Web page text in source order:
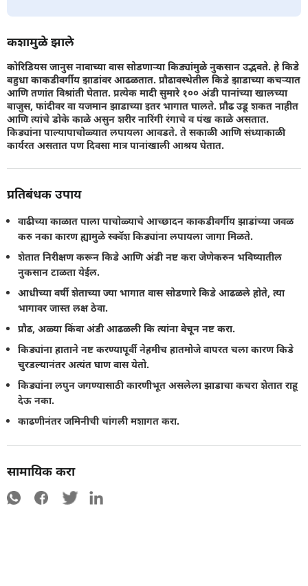
कशामुळे झाले
कोरिडियस जानुस नावाच्या वास सोडणार्‍या किड्यांमुळे नुकसान उद्भवते. हे किडे
बहुधा काकडीवर्गीय झाडांवर आढळतात. प्रौढावस्थेतील किडे झाडाच्या कचर्‍यात
आणि तणांत विश्रांती घेतात. प्रत्येक मादी सुमारे १०० अंडी पानांच्या खालच्या
बाजुस, फांदीवर वा यजमान झाडाच्या इतर भागात घालते. प्रौढ उडू शकत नाहीत
आणि त्यांचे डोके काळे असुन शरीर नारिंगी रंगाचे व पंख काळे असतात.
किड्यांना पाल्यापाचोळ्यात लपायला आवडते. ते सकाळी आणि संध्याकाळी
कार्यरत असतात पण दिवसा मात्र पानांखाली आश्रय घेतात.
प्रतिबंधक उपाय
वाढीच्या काळात पाला पाचोळ्याचे आच्छादन काकडीवर्गीय झाडांच्या जवळ
करु नका कारण ह्यामुळे स्क्वॅश किड्यांना लपायला जागा मिळते.
शेतात निरीक्षण करून किडे आणि अंडी नष्ट करा जेणेकरुन भविष्यातील
नुकसान टाळता येईल.
आधीच्या वर्षी शेताच्या ज्या भागात वास सोडणारे किडे आढळले होते, त्या
भागावर जास्त लक्ष ठेवा.
प्रौढ, अळ्या किंवा अंडी आढळली कि त्यांना वेचून नष्ट करा.
किड्यांना हाताने नष्ट करण्यापूर्वी नेहमीच हातमोजे वापरत चला कारण किडे
चुरडल्यानंतर अत्यंत घाण वास येतो.
किड्यांना लपुन जगण्यासाठी कारणीभूत असलेला झाडाचा कचरा शेतात राहू
देऊ नका.
काढणीनंतर जमिनीची चांगली मशागत करा.
सामायिक करा